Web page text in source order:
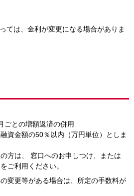
ては、金利が変更になる場合がありま
ごとの増額返済の併用
資金額の50％以内（万円単位）としま
方は、 窓口へのお申しつけ、または
をご利用ください。
変更等がある場合は、所定の手数料が